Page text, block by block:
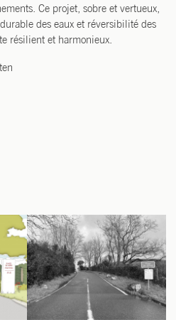
Ce pro­jet, sobre et ver­tueux,
des eaux et réver­si­bi­li­té des
rési­lient et harmonieux.